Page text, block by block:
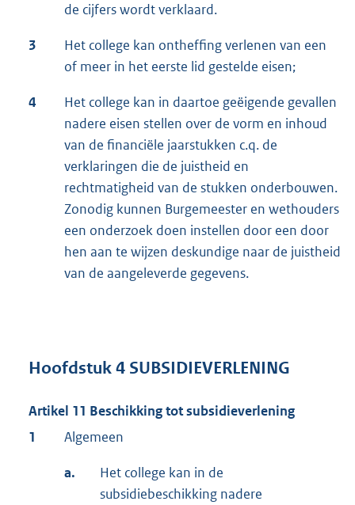
de cijfers wordt verklaard.
3
Het college kan ontheffing verlenen van een
of meer in het eerste lid gestelde eisen;
4
Het college kan in daartoe geëigende gevallen
nadere eisen stellen over de vorm en inhoud
van de financiële jaarstukken c.q. de
verklaringen die de juistheid en
rechtmatigheid van de stukken onderbouwen.
Zonodig kunnen Burgemeester en wethouders
een onderzoek doen instellen door een door
hen aan te wijzen deskundige naar de juistheid
van de aangeleverde gegevens.
Hoofdstuk 4 SUBSIDIEVERLENING
Artikel 11 Beschikking tot subsidieverlening
1
Algemeen
a.
Het college kan in de
subsidiebeschikking nadere